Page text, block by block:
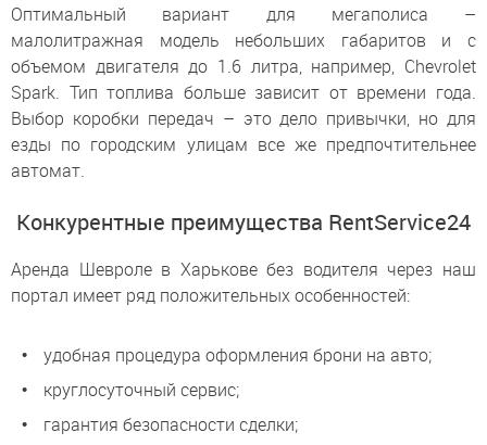
Оптимальный вариант для мегаполиса –
малолитражная модель небольших габаритов и с
объемом двигателя до 1.6 литра, например, Chevrolet
Spark. Тип топлива больше зависит от времени года.
Выбор коробки передач – это дело привычки, но для
езды по городским улицам все же предпочтительнее
автомат.
Конкурентные преимущества RentService24
Аренда Шевроле в Харькове без водителя через наш
портал имеет ряд положительных особенностей:
удобная процедура оформления брони на авто;
круглосуточный сервис;
гарантия безопасности сделки;